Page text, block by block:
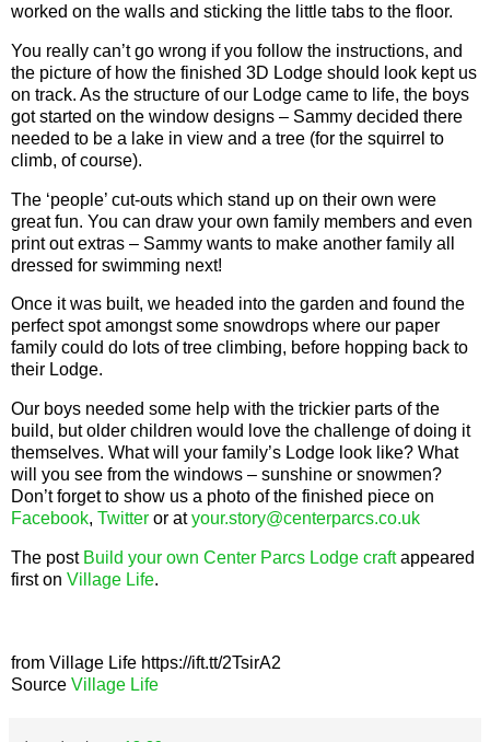
worked on the walls and sticking the little tabs to the floor.
You really can’t go wrong if you follow the instructions, and
the picture of how the finished 3D Lodge should look kept us
on track. As the structure of our Lodge came to life, the boys
got started on the window designs – Sammy decided there
needed to be a lake in view and a tree (for the squirrel to
climb, of course).
The ‘people’ cut-outs which stand up on their own were
great fun. You can draw your own family members and even
print out extras – Sammy wants to make another family all
dressed for swimming next!
Once it was built, we headed into the garden and found the
perfect spot amongst some snowdrops where our paper
family could do lots of tree climbing, before hopping back to
their Lodge.
Our boys needed some help with the trickier parts of the
build, but older children would love the challenge of doing it
themselves. What will your family’s Lodge look like? What
will you see from the windows – sunshine or snowmen?
Don’t forget to show us a photo of the finished piece on
Facebook, Twitter or atyour.story@centerparcs.co.uk
The post Build your own Center Parcs Lodge craftappeared
first on Village Life.
from Village Life https://ift.tt/2TsirA2
Source Village Life